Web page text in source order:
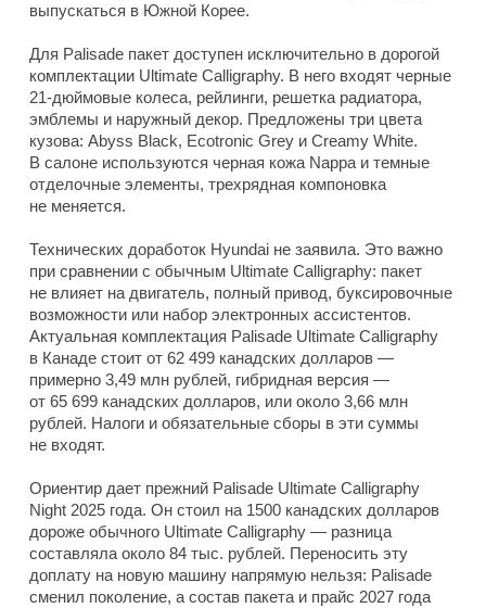
выпускаться в Южной Корее.
Для Palisade пакет доступен исключительно в дорогой
комплектации Ultimate Calligraphy. В него входят черные
21-дюймовые колеса, рейлинги, решетка радиатора,
эмблемы и наружный декор. Предложены три цвета
кузова: Abyss Black, Ecotronic Grey и Creamy White.
В салоне используются черная кожа Nappa и темные
отделочные элементы, трехрядная компоновка
не меняется.
Технических доработок Hyundai не заявила. Это важно
при сравнении с обычным Ultimate Calligraphy: пакет
не влияет на двигатель, полный привод, буксировочные
возможности или набор электронных ассистентов.
Актуальная комплектация Palisade Ultimate Calligraphy
в Канаде стоит от 62 499 канадских долларов —
примерно 3,49 млн рублей, гибридная версия —
от 65 699 канадских долларов, или около 3,66 млн
рублей. Налоги и обязательные сборы в эти суммы
не входят.
Ориентир дает прежний Palisade Ultimate Calligraphy
Night 2025 года. Он стоил на 1500 канадских долларов
дороже обычного Ultimate Calligraphy — разница
составляла около 84 тыс. рублей. Переносить эту
доплату на новую машину напрямую нельзя: Palisade
сменил поколение, а состав пакета и прайс 2027 года